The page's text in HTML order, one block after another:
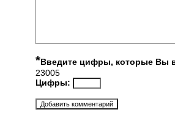
*Введите цифры, которые Вы
23005
Цифры: